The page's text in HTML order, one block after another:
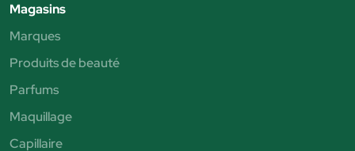
Magasins
Marques
Produits de beauté
Parfums
Maquillage
Capillaire